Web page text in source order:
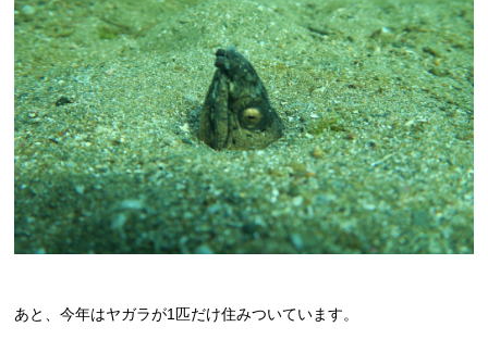
あと、今年はヤガラが1匹だけ住みついています。